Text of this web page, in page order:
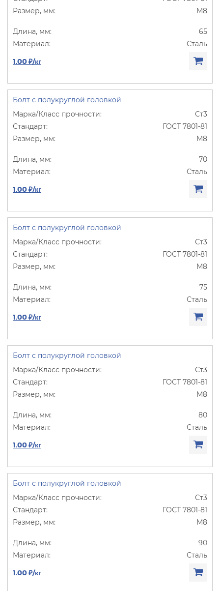
М8
65
Сталь
1.00 ₽/кг
Болт с полукруглой головкой
Ст3
ГОСТ 7801-81
М8
70
Сталь
1.00 ₽/кг
Болт с полукруглой головкой
Ст3
ГОСТ 7801-81
М8
75
Сталь
1.00 ₽/кг
Болт с полукруглой головкой
Ст3
ГОСТ 7801-81
М8
80
Сталь
1.00 ₽/кг
Болт с полукруглой головкой
Ст3
ГОСТ 7801-81
М8
90
Сталь
1.00 ₽/кг